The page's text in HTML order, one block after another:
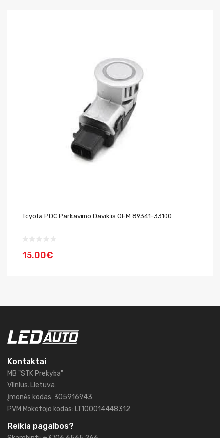
Toyota PDC Parkavimo Daviklis OEM 89341-33100
15.00€
Kontaktai
MB "STK Prekyba"
Vilnius, Lietuva.
Įmonės kodas: 305916943
PVM Moketojo kodas: LT100014448312
Reikia pagalbos?